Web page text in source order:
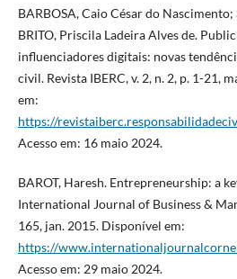
BARBOSA, Caio César do Nascimento;
BRITO, Priscila Ladeira Alves de.
influenciadores digitais: novas
civil. Revista IBERC, v. 2, n. 2, p. 1-21,
em:
https://
Acesso em: 16 maio 2024.
BAROT, Haresh. Entrepreneurship: a
International Journal of Business &
165, jan. 2015. Disponível em:
https://
Acesso em: 29 maio 2024.